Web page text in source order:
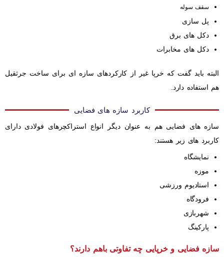
سقف سوله
پل سازی
دکل های برق
دکل های مخابرات
البته باید گفت که خرپا غیر از کارکردهای سازه ای برای ساخت جرثقیل
هم استفاده دارد.
کاربرد سازه های فضایی
سازه های فضایی هم به عنوان دیگر انواع استراکچرهای فولادی دارای
کاربرد های زیر هستند:
نمایشگاه
موزه
استادیوم ورزشی
فرودگاه
شهربازی
پارکینگ
سازه فضایی و خرپایی چه تفاوتی باهم دارند؟